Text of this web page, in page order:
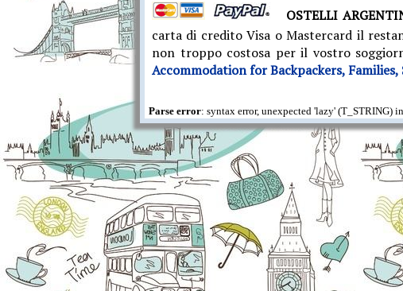
OSTELLI
carta di credito Visa o Mastercard il
non troppo costosa per il vostro
Accommodation for Backpackers,
Parse error: syntax error, unexpected 'lazy' (T_STRING) in